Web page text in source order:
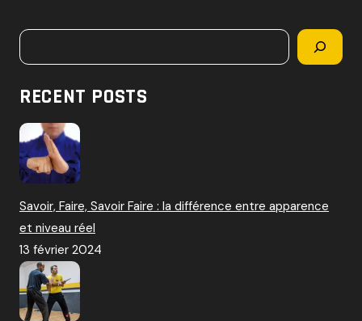
r
Rechercher
RECENT POSTS
Savoir, Faire, Savoir Faire : la différence entre apparence
et niveau réel
13 février 2024